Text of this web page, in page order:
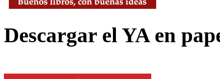
Descargar el YA en